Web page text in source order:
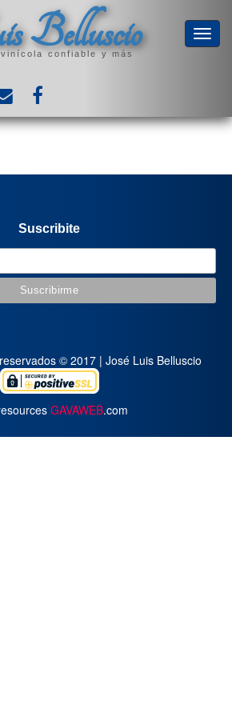
Belluscio
confiable y más
Suscribite
© 2017 | José Luis Belluscio
GAVAWEB.com